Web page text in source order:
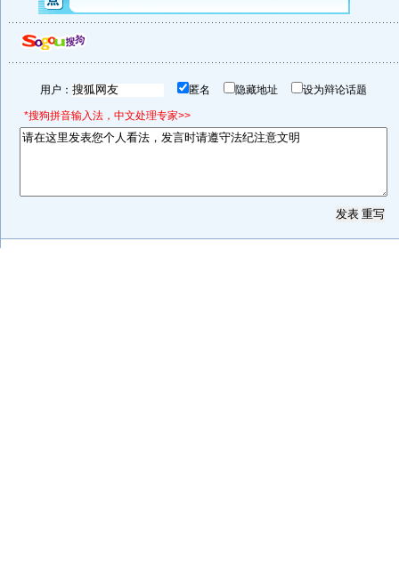
用户： 匿名 隐藏地址 设为辩论话题
*搜狗拼音输入法，中文处理专家>>